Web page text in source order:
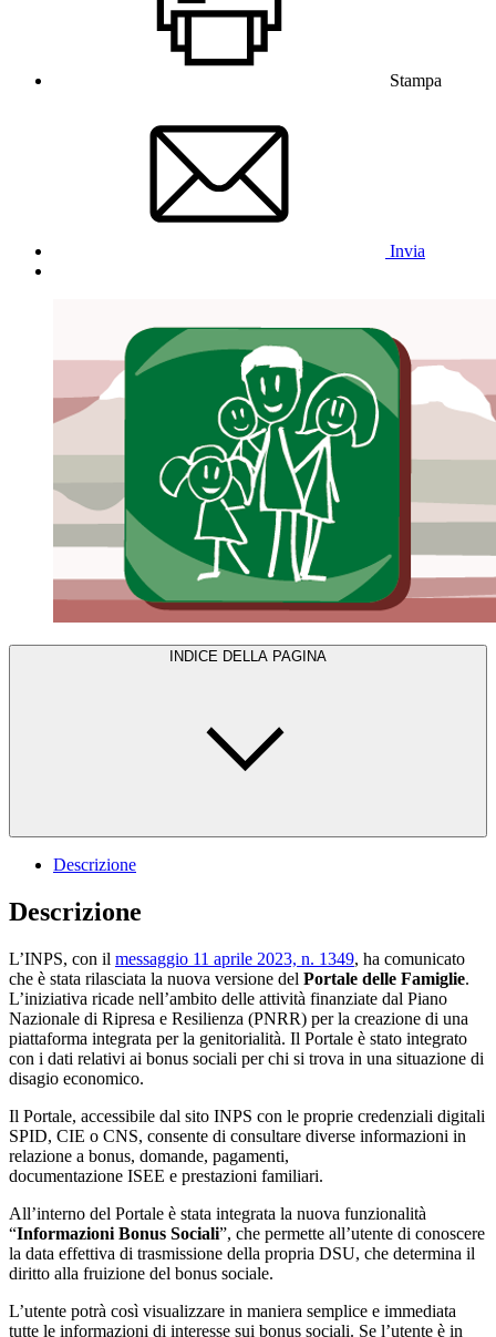
Stampa
Invia
INDICE DELLA PAGINA
Descrizione
Descrizione
L’INPS, con il messaggio 11 aprile 2023, n. 1349, ha comunicato
che è stata rilasciata la nuova versione del Portale delle Famiglie.
L’iniziativa ricade nell’ambito delle attività finanziate dal Piano
Nazionale di Ripresa e Resilienza (PNRR) per la creazione di una
piattaforma integrata per la genitorialità. Il Portale è stato integrato
con i dati relativi ai bonus sociali per chi si trova in una situazione di
disagio economico.
Il Portale, accessibile dal sito INPS con le proprie credenziali digitali
SPID, CIE o CNS, consente di consultare diverse informazioni in
relazione a bonus, domande, pagamenti,
documentazione ISEE e prestazioni familiari.
All’interno del Portale è stata integrata la nuova funzionalità
“Informazioni Bonus Sociali”, che permette all’utente di conoscere
la data effettiva di trasmissione della propria DSU, che determina il
diritto alla fruizione del bonus sociale.
L’utente potrà così visualizzare in maniera semplice e immediata
tutte le informazioni di interesse sui bonus sociali. Se l’utente è in